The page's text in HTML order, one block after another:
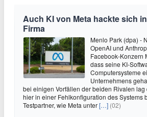
Auch KI von Meta hackte sich
Firma
Menlo Park (dpa) -
OpenAI und
Facebook-Konzern
dass seine KI-
Computersysteme
Unternehmens
bei einigen Vorfällen der beiden Rivalen lag
hier in einer Fehlkonfiguration des Systems
Testpartner, wie Meta unter[…] (02)